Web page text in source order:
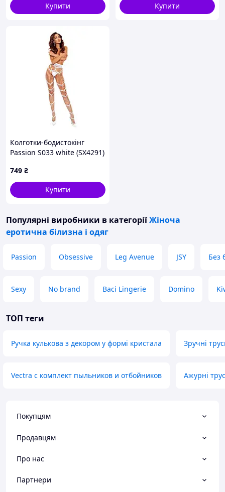
Купити
Купити
Колготки-бодистокінг
Passion S033 white (SX4291)
749 ₴
Купити
Популярні виробники в категоріїЖіноча
еротична білизна і одяг
Passion Obsessive Leg Avenue JSY Без
Sexy No brand Baci Lingerie Domino
ТОП теги
Ручка кулькова з декором у формі кристала Зручні
Vectra c комплект пыльников и отбойников Ажурні
Покупцям
Продавцям
Про нас
Партнери